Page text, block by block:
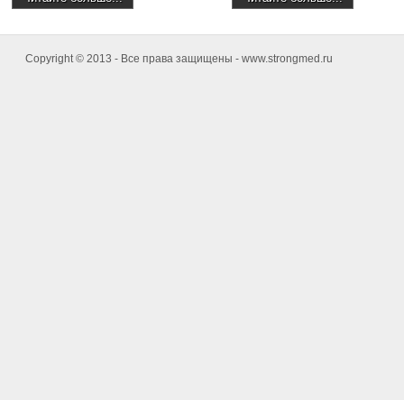
Copyright © 2013 - Все права защищены - www.strongmed.ru